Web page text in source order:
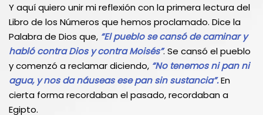
Y aquí quiero unir mi reflexión con la primera lectura del
Libro de los Números que hemos proclamado. Dice la
Palabra de Dios que, “El pueblo se cansó de caminar y
habló contra Dios y contra Moisés”. Se cansó el pueblo
y comenzó a reclamar diciendo, “No tenemos ni pan ni
agua, y nos da náuseas ese pan sin sustancia”.En
cierta forma recordaban el pasado, recordaban a
Egipto.